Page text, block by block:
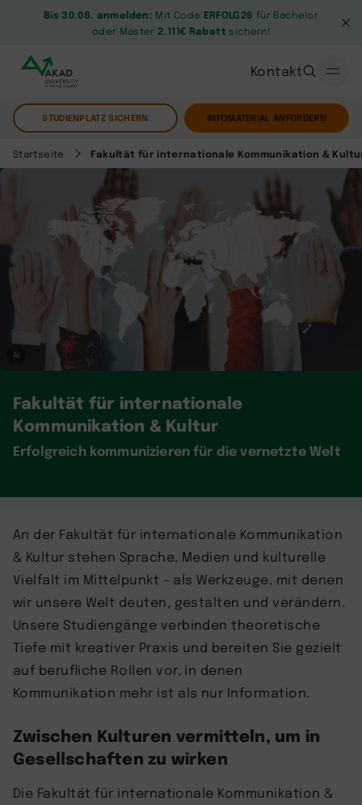
Bis 30.08. anmelden: Mit Code ERFOLG26 für Bachelor
oder Master2.111€ Rabattsichern!
Kontakt
STUDIENPLATZ SICHERN INFOMATERIAL ANFORDERN
Startseite Fakultät für internationale Kommunikation &
AI
Fakultät für internationale
Kommunikation & Kultur
Erfolgreich kommunizieren für die vernetzte Welt
An der Fakultät für internationale Kommunikation
& Kultur stehen Sprache, Medien und kulturelle
Vielfalt im Mittelpunkt – als Werkzeuge, mit denen
wir unsere Welt deuten, gestalten und verändern.
Unsere Studiengänge verbinden theoretische
Tiefe mit kreativer Praxis und bereiten Sie gezielt
auf berufliche Rollen vor, in denen
Kommunikation mehr ist als nur Information.
Zwischen Kulturen vermitteln, um in
Gesellschaften zu wirken
Die Fakultät für internationale Kommunikation &